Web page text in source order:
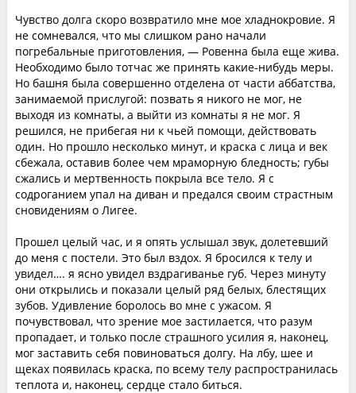
Чувство долга скоро возвратило мне мое хладнокровие. Я
не сомневался, что мы слишком рано начали
погребальные приготовления, — Ровенна была еще жива.
Необходимо было тотчас же принять какие-нибудь меры.
Но башня была совершенно отделена от части аббатства,
занимаемой прислугой: позвать я никого не мог, не
выходя из комнаты, а выйти из комнаты я не мог. Я
решился, не прибегая ни к чьей помощи, действовать
один. Но прошло несколько минут, и краска с лица и век
сбежала, оставив более чем мраморную бледность; губы
сжались и мертвенность покрыла все тело. Я с
содроганием упал на диван и предался своим страстным
сновидениям о Лигее.
Прошел целый час, и я опять услышал звук, долетевший
до меня с постели. Это был вздох. Я бросился к телу и
увидел…. я ясно увидел вздрагиванье губ. Через минуту
они открылись и показали целый ряд белых, блестящих
зубов. Удивление боролось во мне с ужасом. Я
почувствовал, что зрение мое застилается, что разум
пропадает, и только после страшного усилия я, наконец,
мог заставить себя повиноваться долгу. На лбу, шее и
щеках появилась краска, по всему телу распространилась
теплота и, наконец, сердце стало биться.